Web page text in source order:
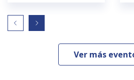
Ver más